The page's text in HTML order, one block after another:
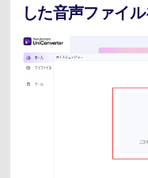
した音声ファイ